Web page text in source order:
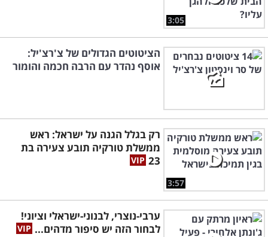
3:05
הציטוטים הגדולים של צ'רצ'יל:
אוסף נהדר עם הרבה חכמה והומור
3:57
רק בגלל הגנה על ישראל: ראש
ממשלת טורקיה תובע צעירה בת
23
ערבי-נוצרי, לבנוני-ישראלי וציוני!
לבחור הזה יש סיפור מדהים...